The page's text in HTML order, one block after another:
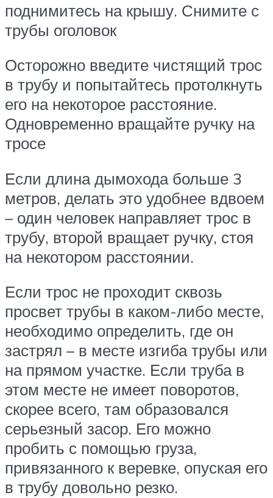
поднимитесь на крышу. Снимите с
трубы оголовок
Осторожно введите чистящий трос
в трубу и попытайтесь протолкнуть
его на некоторое расстояние.
Одновременно вращайте ручку на
тросе
Если длина дымохода больше 3
метров, делать это удобнее вдвоем
– один человек направляет трос в
трубу, второй вращает ручку, стоя
на некотором расстоянии.
Если трос не проходит сквозь
просвет трубы в каком-либо месте,
необходимо определить, где он
застрял – в месте изгиба трубы или
на прямом участке. Если труба в
этом месте не имеет поворотов,
скорее всего, там образовался
серьезный засор. Его можно
пробить с помощью груза,
привязанного к веревке, опуская его
в трубу довольно резко.